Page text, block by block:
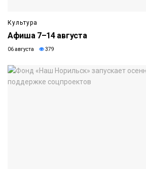
Культура
Афиша 7–14 августа
06 августа 379